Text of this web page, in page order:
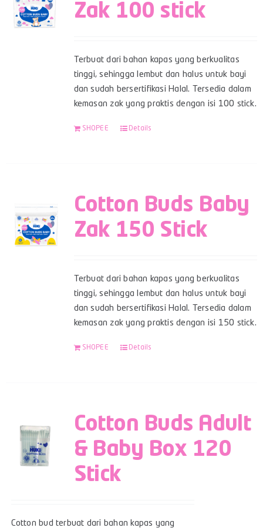
Zak 100 stick
Terbuat dari bahan kapas yang berkualitas
tinggi, sehingga lembut dan halus untuk bayi
dan sudah bersertifikasi Halal. Tersedia dalam
kemasan zak yang praktis dengan isi 100 stick.
SHOPEE Details
Cotton Buds Baby
Zak 150 Stick
Terbuat dari bahan kapas yang berkualitas
tinggi, sehingga lembut dan halus untuk bayi
dan sudah bersertifikasi Halal. Tersedia dalam
kemasan zak yang praktis dengan isi 150 stick.
SHOPEE Details
Cotton Buds Adult
& Baby Box 120
Stick
Cotton bud terbuat dari bahan kapas yang